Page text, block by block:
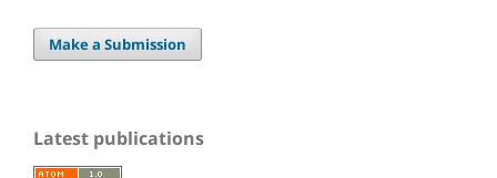
Make a Submission
Latest publications